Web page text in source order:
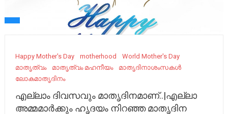
Happy Mother's Day motherhood
World Mother's Day
മാതൃത്വം
മാതൃത്വം മഹനീയം
മാതൃദിനാശംസകൾ
ലോകമാതൃദിനം
എല്ലാം ദിവസവും മാതൃദിനമാണ്..|എല്ലാ
അമ്മമാർക്കും ഹൃദയം നിറഞ്ഞ മാതൃദിന